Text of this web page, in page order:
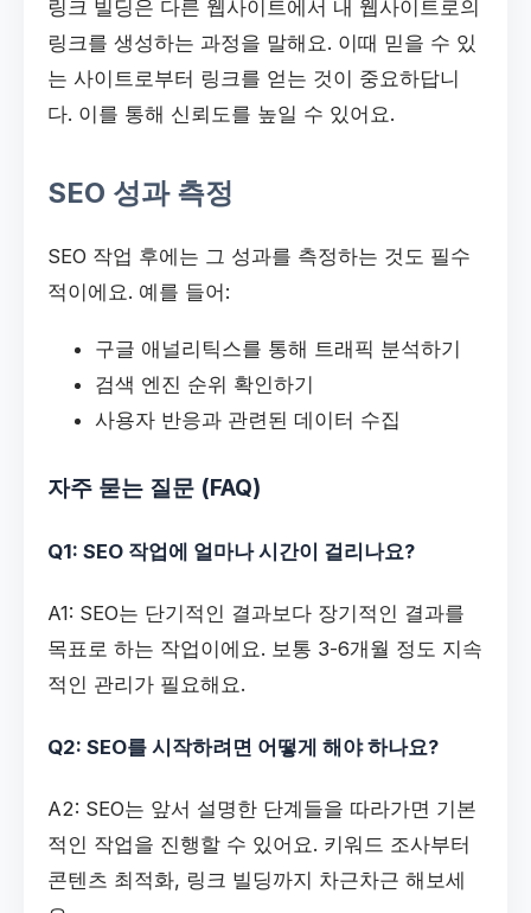
링크 빌딩은 다른 웹사이트에서 내 웹사이트로의
링크를 생성하는 과정을 말해요. 이때 믿을 수 있
는 사이트로부터 링크를 얻는 것이 중요하답니
다. 이를 통해 신뢰도를 높일 수 있어요.
SEO 성과 측정
SEO 작업 후에는 그 성과를 측정하는 것도 필수
적이에요. 예를 들어:
구글 애널리틱스를 통해 트래픽 분석하기
검색 엔진 순위 확인하기
사용자 반응과 관련된 데이터 수집
자주 묻는 질문 (FAQ)
Q1: SEO 작업에 얼마나 시간이 걸리나요?
A1: SEO는 단기적인 결과보다 장기적인 결과를
목표로 하는 작업이에요. 보통 3-6개월 정도 지속
적인 관리가 필요해요.
Q2: SEO를 시작하려면 어떻게 해야 하나요?
A2: SEO는 앞서 설명한 단계들을 따라가면 기본
적인 작업을 진행할 수 있어요. 키워드 조사부터
콘텐츠 최적화, 링크 빌딩까지 차근차근 해보세